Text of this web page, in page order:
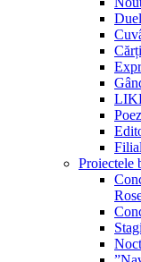
Proiectele